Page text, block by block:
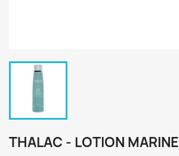
THALAC - LOTION MARINE